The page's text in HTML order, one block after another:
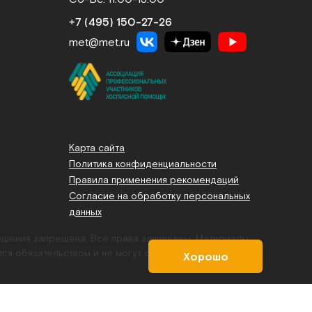
+7 (495) 150‑27‑26
met@met.ru
Карта сайта
Политика конфиденциальности
Правила применения рекомендаций
Согласие на обработку персональных
данных
запрещена. Все права защищены.Материалы,
обязательством и не могут служить основанием для
Хорошо